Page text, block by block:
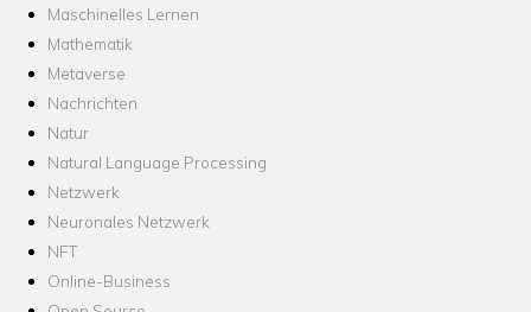
Maschinelles Lernen
Mathematik
Metaverse
Nachrichten
Natur
Natural Language Processing
Netzwerk
Neuronales Netzwerk
NFT
Online-Business